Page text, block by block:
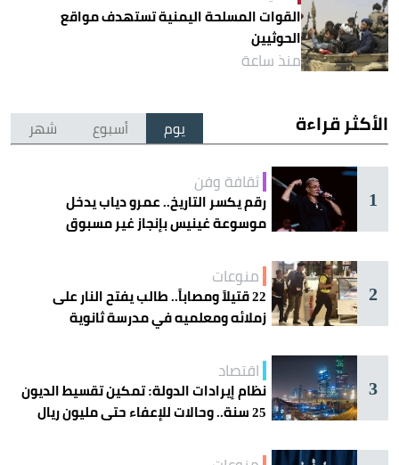
القوات المسلحة اليمنية تستهدف مواقع
الحوثيين
منذ ساعة
الأكثر قراءة يوم أسبوع شهر
1
ثقافة وفن
رقم يكسر التاريخ.. عمرو دياب يدخل
موسوعة غينيس بإنجاز غير مسبوق
2
منوعات
22 قتيلاً ومصاباً.. طالب يفتح النار على
زملائه ومعلميه في مدرسة ثانوية
3
اقتصاد
نظام إيرادات الدولة: تمكين تقسيط الديون
25 سنة.. وحالات للإعفاء حتى مليون ريال